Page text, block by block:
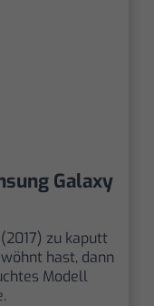
Galaxy
zu kaputt
hast, dann
Modell